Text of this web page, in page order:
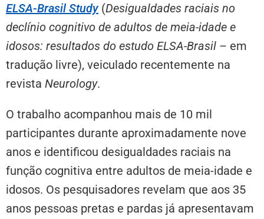
ELSA-Brasil Study (Desigualdades raciais no
declínio cognitivo de adultos de meia-idade e
idosos: resultados do estudo ELSA-Brasil – em
tradução livre), veiculado recentemente na
revista Neurology.
O trabalho acompanhou mais de 10 mil
participantes durante aproximadamente nove
anos e identificou desigualdades raciais na
função cognitiva entre adultos de meia-idade e
idosos. Os pesquisadores revelam que aos 35
anos pessoas pretas e pardas já apresentavam